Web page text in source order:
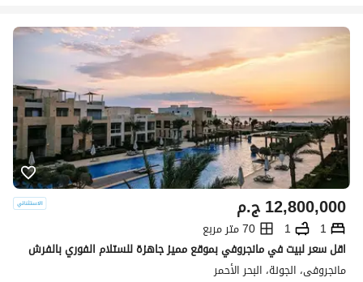
ج.م12,800,000
1
1
70 متر مربع
اقل سعر لبيت في مانجروفي بموقع مميز جاهزة للستلام الفوري بالفرش
مانجروفى، الجونة، البحر الأحمر